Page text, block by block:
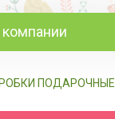
ПОДАРОЧНЫЕ